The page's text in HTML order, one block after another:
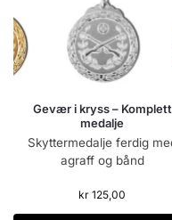
Gevær i kryss – Komplett
medalje
Skyttermedalje ferdig
agraff og bånd
kr 125,00